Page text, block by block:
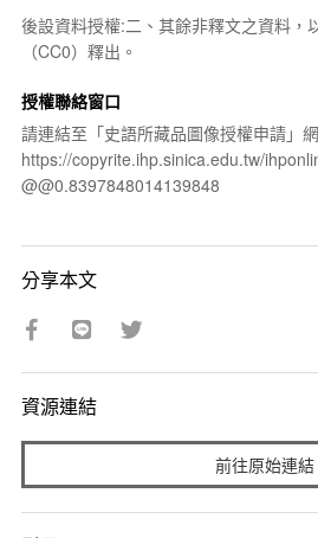
後設資料授權:二、其餘非釋文之資料，
（CC0）釋出。
授權聯絡窗口
請連結至「史語所藏品圖像授權申請」
https://copyrite.ihp.sinica.edu.tw/
@@0.8397848014139848
分享本文
資源連結
前往原始連結